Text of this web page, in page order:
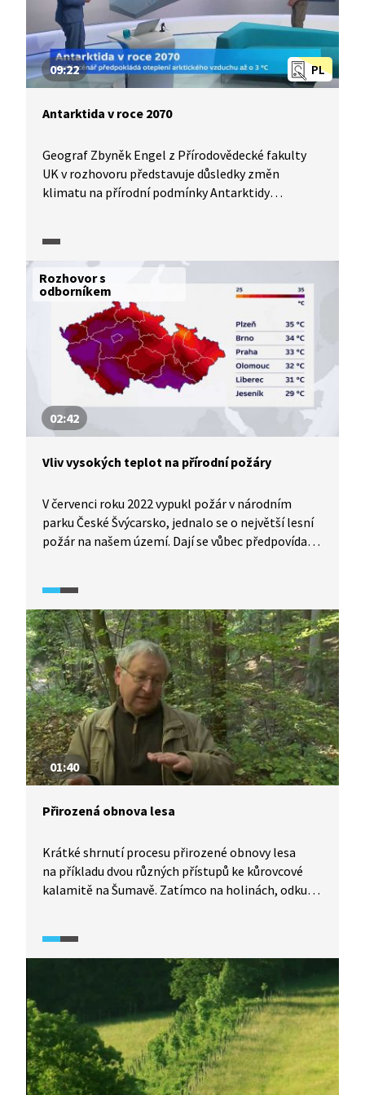
PL
09:22
Antarktida v roce 2070
Geograf Zbyněk Engel z Přírodovědecké fakulty
UK v rozhovoru představuje důsledky změn
klimatu na přírodní podmínky Antarktidy
s metodami zkoumání ledovců.
Rozhovor s
odborníkem
02:42
Vliv vysokých teplot na přírodní požáry
V červenci roku 2022 vypukl požár v národním
parku České Švýcarsko, jednalo se o největší lesní
požár na našem území. Dají se vůbec předpovídat
objasní klimatolog Radim Tolasz.
01:40
Přirozená obnova lesa
Krátké shrnutí procesu přirozené obnovy lesa
na příkladu dvou různých přístupů ke kůrovcové
kalamitě na Šumavě. Zatímco na holinách, odkud
a zemina je zde degradovaná, na bezzásahových
plochách bují nový život, který bere energii
z tlejícího dřeva popadaných souší.